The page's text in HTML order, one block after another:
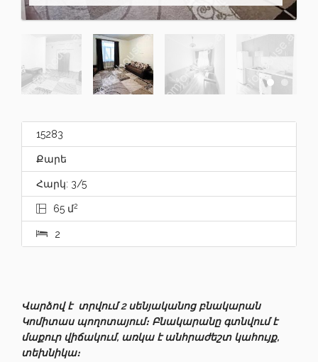
Վարձակալություն
220,000Դրամ /ամսական
15283
Քարե
Հարկ: 3/5
Վարձով է տրվում 2 սենյականոց բնակարան